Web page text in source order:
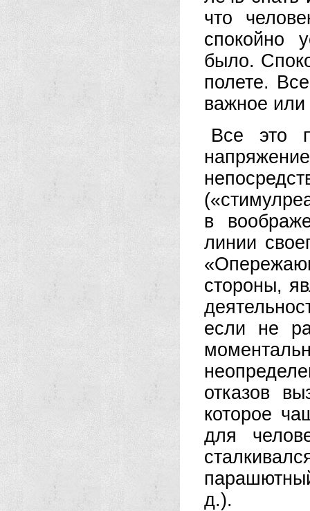
что
спокойно
было.
полете.
важное
Все это
в
линии
стороны,
если не
отказов
которое
для
д.).